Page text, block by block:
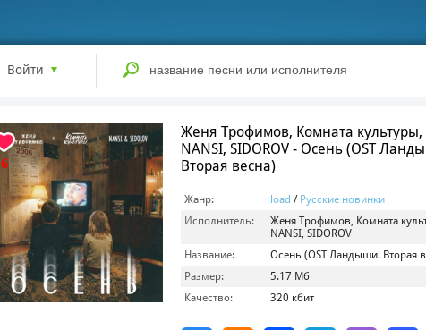
Войти
6
Женя Трофимов, Комната культуры,
NANSI, SIDOROV - Осень (OST
Вторая весна)
Жанр: load / Русские новинки
Исполнитель:
Женя Трофимов, Комната
NANSI, SIDOROV
Название:
Осень (OST Ландыши. Вторая
Размер:
5.17 Мб
Качество:
320 кбит